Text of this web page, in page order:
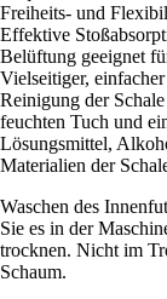
Freiheits- und
Effektive
Belüftung geeignet
Vielseitiger,
Reinigung der
feuchten Tuch und
Lösungsmittel,
Materialien der
Waschen des
Sie es in der
trocknen. Nicht im
Schaum.